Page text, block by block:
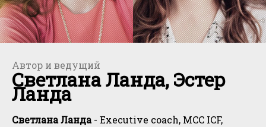
Автор и ведущий
Светлана Ланда, Эстер
Ланда
Светлана Ланда- Executive coach, MCC ICF,